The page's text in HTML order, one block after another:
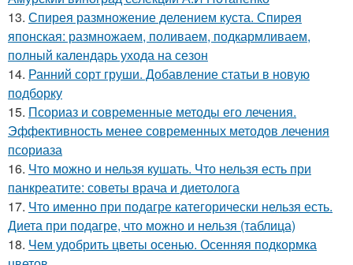
13. Спирея размножение делением куста. Спирея
японская: размножаем, поливаем, подкармливаем,
полный календарь ухода на сезон
14. Ранний сорт груши. Добавление статьи в новую
подборку
15. Псориаз и современные методы его лечения.
Эффективность менее современных методов лечения
псориаза
16. Что можно и нельзя кушать. Что нельзя есть при
панкреатите: советы врача и диетолога
17. Что именно при подагре категорически нельзя есть.
Диета при подагре, что можно и нельзя (таблица)
18. Чем удобрить цветы осенью. Осенняя подкормка